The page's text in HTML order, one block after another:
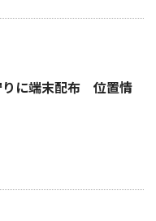
に端末配布 位置情